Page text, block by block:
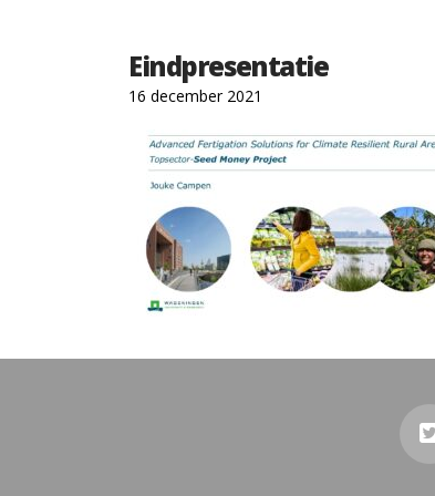
Eindpresentatie
16 december 2021